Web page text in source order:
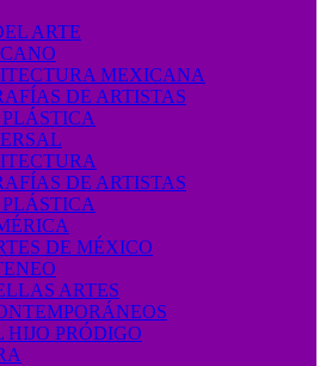
ARTE
MEXICANA
DE ARTISTAS
DE ARTISTAS
DE MÉXICO
ARTES
HIJO PRÓDIGO